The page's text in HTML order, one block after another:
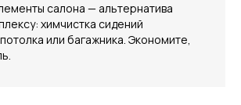
салона — альтернатива
химчистка сидений
или багажника. Экономите,